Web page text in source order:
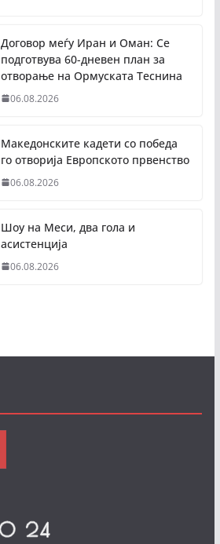
Договор меѓу Иран и Оман: Се
подготвува 60-дневен план за
отворање на Ормуската Теснина
06.08.2026
Македонските кадети со победа
го отворија Европското првенство
06.08.2026
Шоу на Меси, два гола и
асистенција
06.08.2026